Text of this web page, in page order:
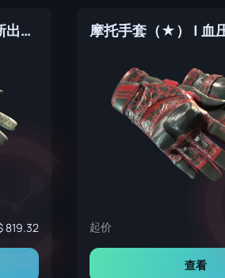
摩托手套（★） | 日蚀 (崭新出厂)
819.32 起价
查看